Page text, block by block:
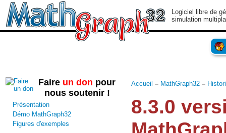
Logiciel libre de
simulation
Faire un don pour
nous soutenir !
Présentation
Démo MathGraph32
Figures d'exemples
Accueil – MathGraph32 –
8.3.0